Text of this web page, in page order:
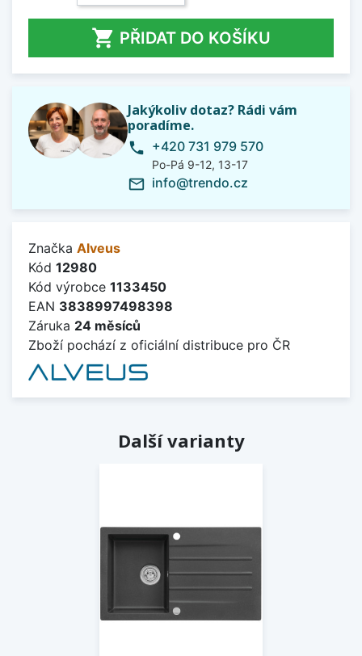
 PŘIDAT DO KOŠÍKU
Jakýkoliv dotaz? Rádi vám
poradíme.
phone +420 731 979 570
Po-Pá 9-12, 13-17
mail_outline info@trendo.cz
Značka Alveus
Kód 12980
Kód výrobce 1133450
EAN 3838997498398
Záruka 24 měsíců
Zboží pochází z oficiální distribuce pro ČR
Další varianty